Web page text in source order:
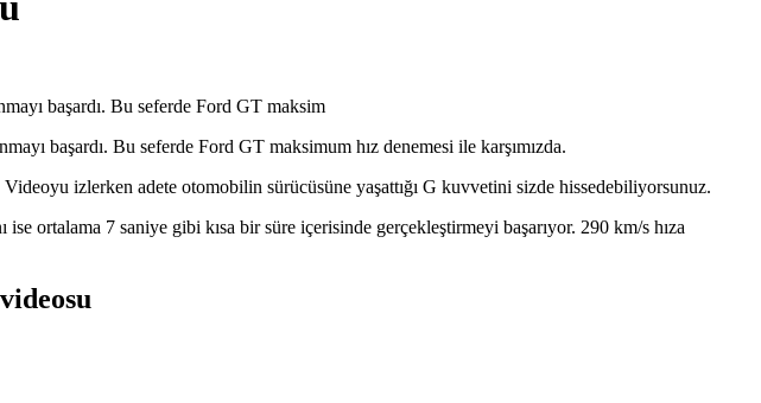
başardı. Bu seferde Ford GT maksim
başardı. Bu seferde Ford GT maksimum hız denemesi ile karşımızda.
izlerken adete otomobilin sürücüsüne yaşattığı G kuvvetini sizde hissedebiliyorsunuz.
ortalama 7 saniye gibi kısa bir süre içerisinde gerçekleştirmeyi başarıyor. 290 km/s hıza